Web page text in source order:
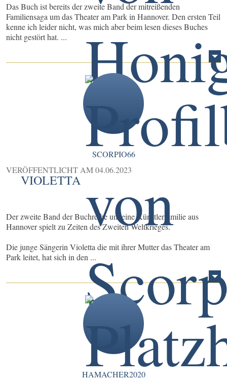
Das Buch ist bereits der zweite Band der mitreißenden
Familiensaga um das Theater am Park in Hannover. Den ersten Teil
kenne ich leider nicht, was mich aber beim lesen dieses Buches
nicht gestört hat. ...
SCORPIO66
VERÖFFENTLICHT AM04.06.2023
VIOLETTA
Der zweite Band der Buchreihe um eine Künstlerfamilie aus
Hannover spielt zu Zeiten des Zweiten Weltkrieges.
Die junge Sängerin Violetta die mit ihrer Mutter das Theater am
Park leitet, hat sich in den ...
HAMACHER2020